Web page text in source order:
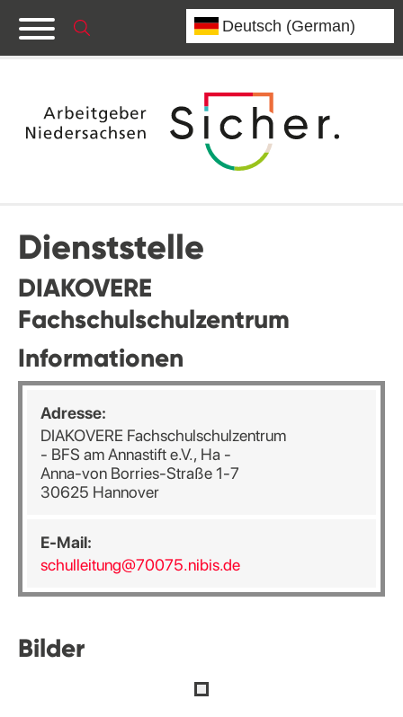
Dienststelle
DIAKOVERE
Fachschulschulzentrum
Informationen
Adresse:
DIAKOVERE Fachschulschulzentrum
- BFS am Annastift e.V., Ha -
Anna-von Borries-Straße 1-7
30625 Hannover
E-Mail:
schulleitung@70075.nibis.de
Bilder